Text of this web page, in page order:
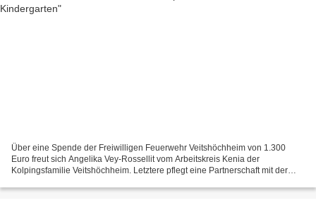
Über eine Spende der Freiwilligen Feuerwehr Veitshöchheim von 1.300
Euro freut sich Angelika Vey-Rossellit vom Arbeitskreis Kenia der
Kolpingsfamilie Veitshöchheim. Letztere pflegt eine Partnerschaft mit der